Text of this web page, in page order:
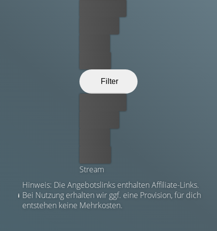
Filter
Stream
Hinweis: Die Angebotslinks enthalten Affiliate-Links.
Bei Nutzung erhalten wir ggf. eine Provision, für dich
entstehen keine Mehrkosten.